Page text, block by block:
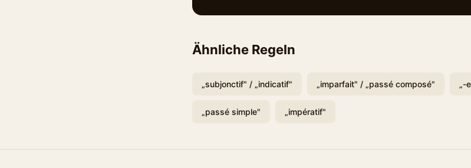
Ähnliche Regeln
„subjonctif" / „indicatif" „imparfait" / „passé composé" „-
„passé simple" „impératif"